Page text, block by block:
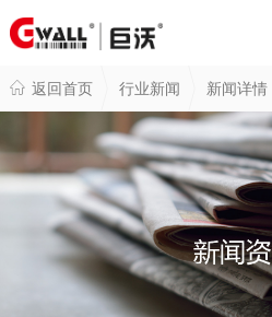
返回首页 行业新闻 新闻详情